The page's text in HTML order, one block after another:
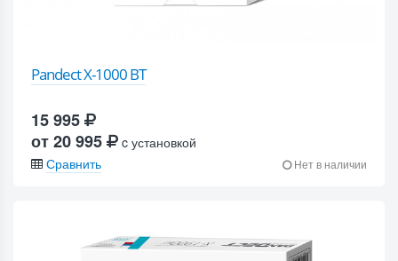
Pandect X-1000 BT
15 995
от 20 995
c установкой
Сравнить
Нет в наличии